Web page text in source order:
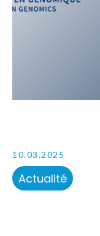
10.03.2025
Actualité